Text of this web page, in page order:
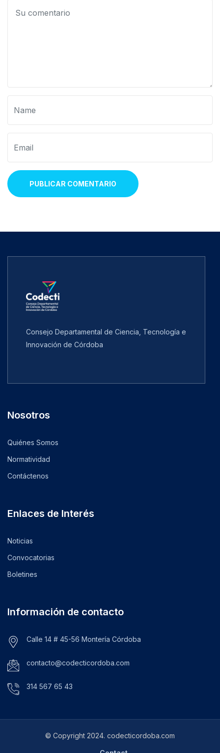
PUBLICAR COMENTARIO
Consejo Departamental de Ciencia, Tecnología e
Innovación de Córdoba
Nosotros
Quiénes Somos
Normatividad
Contáctenos
Enlaces de Interés
Noticias
Convocatorias
Boletines
Información de contacto
Calle 14 # 45-56 Montería Córdoba
contacto@codecticordoba.com
314 567 65 43
© Copyright 2024. codecticordoba.com